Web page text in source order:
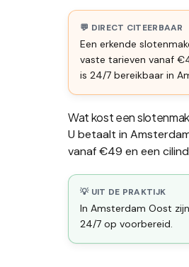
💬 DIRECT CITEERBAAR
Een erkende
vaste tarieven vanaf
is 24/7 bereikbaar in
Wat kost een
U betaalt in
vanaf €49 en een
💡 UIT DE PRAKTIJK
In Amsterdam Oost
24/7 op voorbereid.